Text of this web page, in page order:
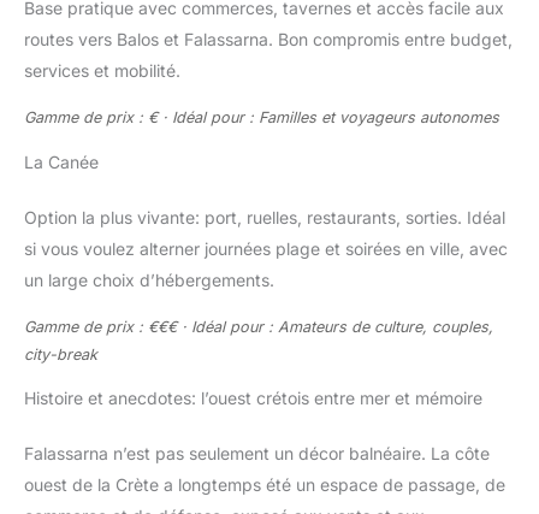
Base pratique avec commerces, tavernes et accès facile aux
routes vers Balos et Falassarna. Bon compromis entre budget,
services et mobilité.
Gamme de prix : € · Idéal pour : Familles et voyageurs autonomes
La Canée
Option la plus vivante: port, ruelles, restaurants, sorties. Idéal
si vous voulez alterner journées plage et soirées en ville, avec
un large choix d’hébergements.
Gamme de prix : €€€ · Idéal pour : Amateurs de culture, couples,
city-break
Histoire et anecdotes: l’ouest crétois entre mer et mémoire
Falassarna n’est pas seulement un décor balnéaire. La côte
ouest de la Crète a longtemps été un espace de passage, de